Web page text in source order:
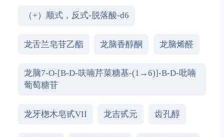
[1,2-b]呋喃-9（1aH）-酮
（+）顺式，反式-脱落酸-d6
龙舌兰皂苷乙酯 龙脑香醇酮 龙脑烯醛
龙脑7-O-[Β-D-呋喃芹菜糖基-(1→6)]-Β-D-吡喃
葡萄糖苷
龙牙楤木皂甙VII 龙吉甙元 齿孔醇